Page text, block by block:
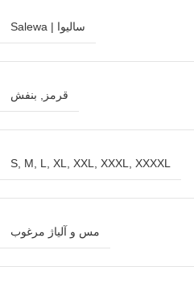
سالیوا | Salewa
قرمز بنفش
S M L XL XXL XXXL XXXXL
مس و آلیاژ مرغوب